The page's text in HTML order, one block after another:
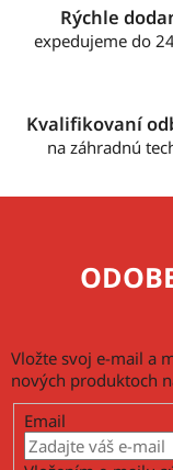
Rýchle
expedujeme do
Kvalifikovaní
na záhradnú
Vložte svoj e-mail a
nových produktoch
Email